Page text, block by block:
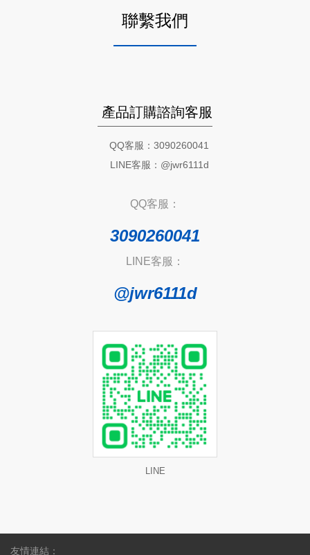
聯繫我們
產品訂購諮詢客服
QQ客服：3090260041
LINE客服：@jwr6111d
QQ客服：
3090260041
LINE客服：
@jwr6111d
LINE
友情連結：